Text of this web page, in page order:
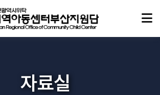
자료실